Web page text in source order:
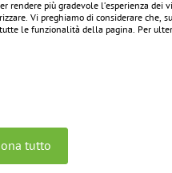
rendere più gradevole l’esperienza dei
Vi preghiamo di considerare che,
le funzionalità della pagina. Per
tutto